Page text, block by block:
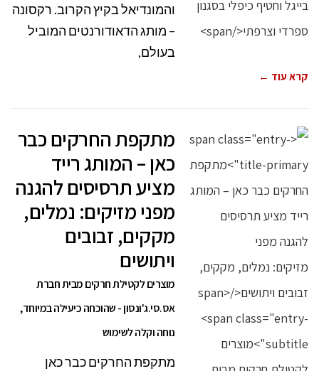
והמונדיאל בקיץ הקרוב. רקסונה
– מותג הדאודורנטים המוביל
בעולם,
קרא עוד ←
מתקפת החרקים כבר
כאן – המותג רייד
מציע תרסיסים להגנה
מפני מזיקים: נמלים,
מקקים, זבובים
ויתושים
מוצרים לקטילת חרקים מבית חברת
אס.סי.ג'ונסון - שהוכחה כיעילה במיוחד,
נוחה וקלה לשימוש
מתקפת החרקים כבר כאן